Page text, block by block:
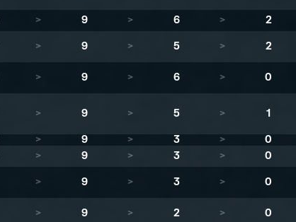
> 9 > 6 > 2
> 9 > 5 > 2
> 9 > 6 > 0
> 9 > 5 > 1
> 9 > 3 > 0
> 9 > 3 > 0
> 9 > 3 > 0
> 9 > 2 > 0